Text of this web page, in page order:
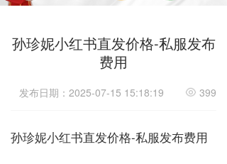
g
i
孙珍妮小红书直发价格-私服发布
费用
发布日期：2025-07-15 15:18:19 399
孙珍妮小红书直发价格-私服发布费用